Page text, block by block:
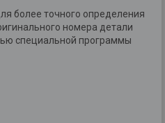
более точного определения
номера детали
специальной программы